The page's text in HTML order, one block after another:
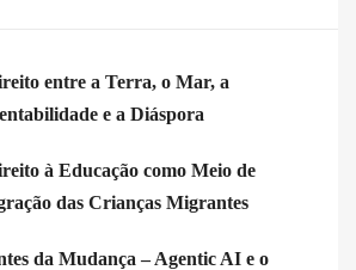
entre a Terra, o Mar, a
e a Diáspora
à Educação como Meio de
das Crianças Migrantes
da Mudança – Agentic AI e o